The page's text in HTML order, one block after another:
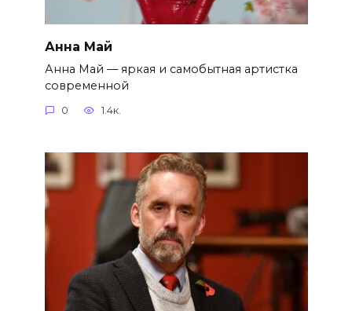
Анна Май
Анна Май — яркая и самобытная артистка
современной
0 1.4к.